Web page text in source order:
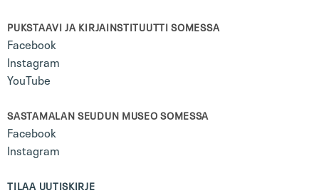
PUKSTAAVI JA KIRJAINSTITUUTTI SOMESSA
Facebook
Instagram
YouTube
SASTAMALAN SEUDUN MUSEO SOMESSA
Facebook
Instagram
TILAA UUTISKIRJE